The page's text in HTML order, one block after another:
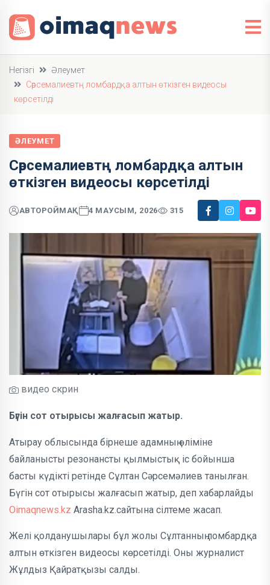
Негізгі
Әлеумет
Сәрсемалиевтң ломбардқа алтын өткізген видеосы
көрсетілді
ӘЛЕУМЕТ
Сәрсемалиевтң ломбардқа алтын
өткізген видеосы көрсетілді
АВТОРОЙМАҚ 4 МАУСЫМ, 2026 315
видео скрин
Бүгін сот отырысы жалғасып жатыр.
Атырау облысында бірнеше адамның өліміне
байланысты резонансты қылмыстық іс бойынша
басты күдікті ретінде Сұлтан Сәрсемәлиев танылған.
Бүгін сот отырысы жалғасып жатыр, деп хабарлайды
Oimaqnews.kz Arasha.kz.сайтына сілтеме жасап.
Желі қолданушылары бұл жолы Сұлтанның ломбардқа
алтын өткізген видеосы көрсетілді. Оны журналист
Жұлдыз Қайратқызы салды.